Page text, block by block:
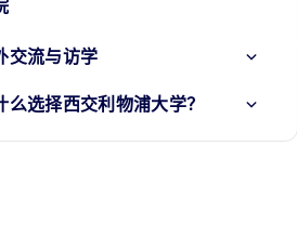
交流与访学
么选择西交利物浦大学？